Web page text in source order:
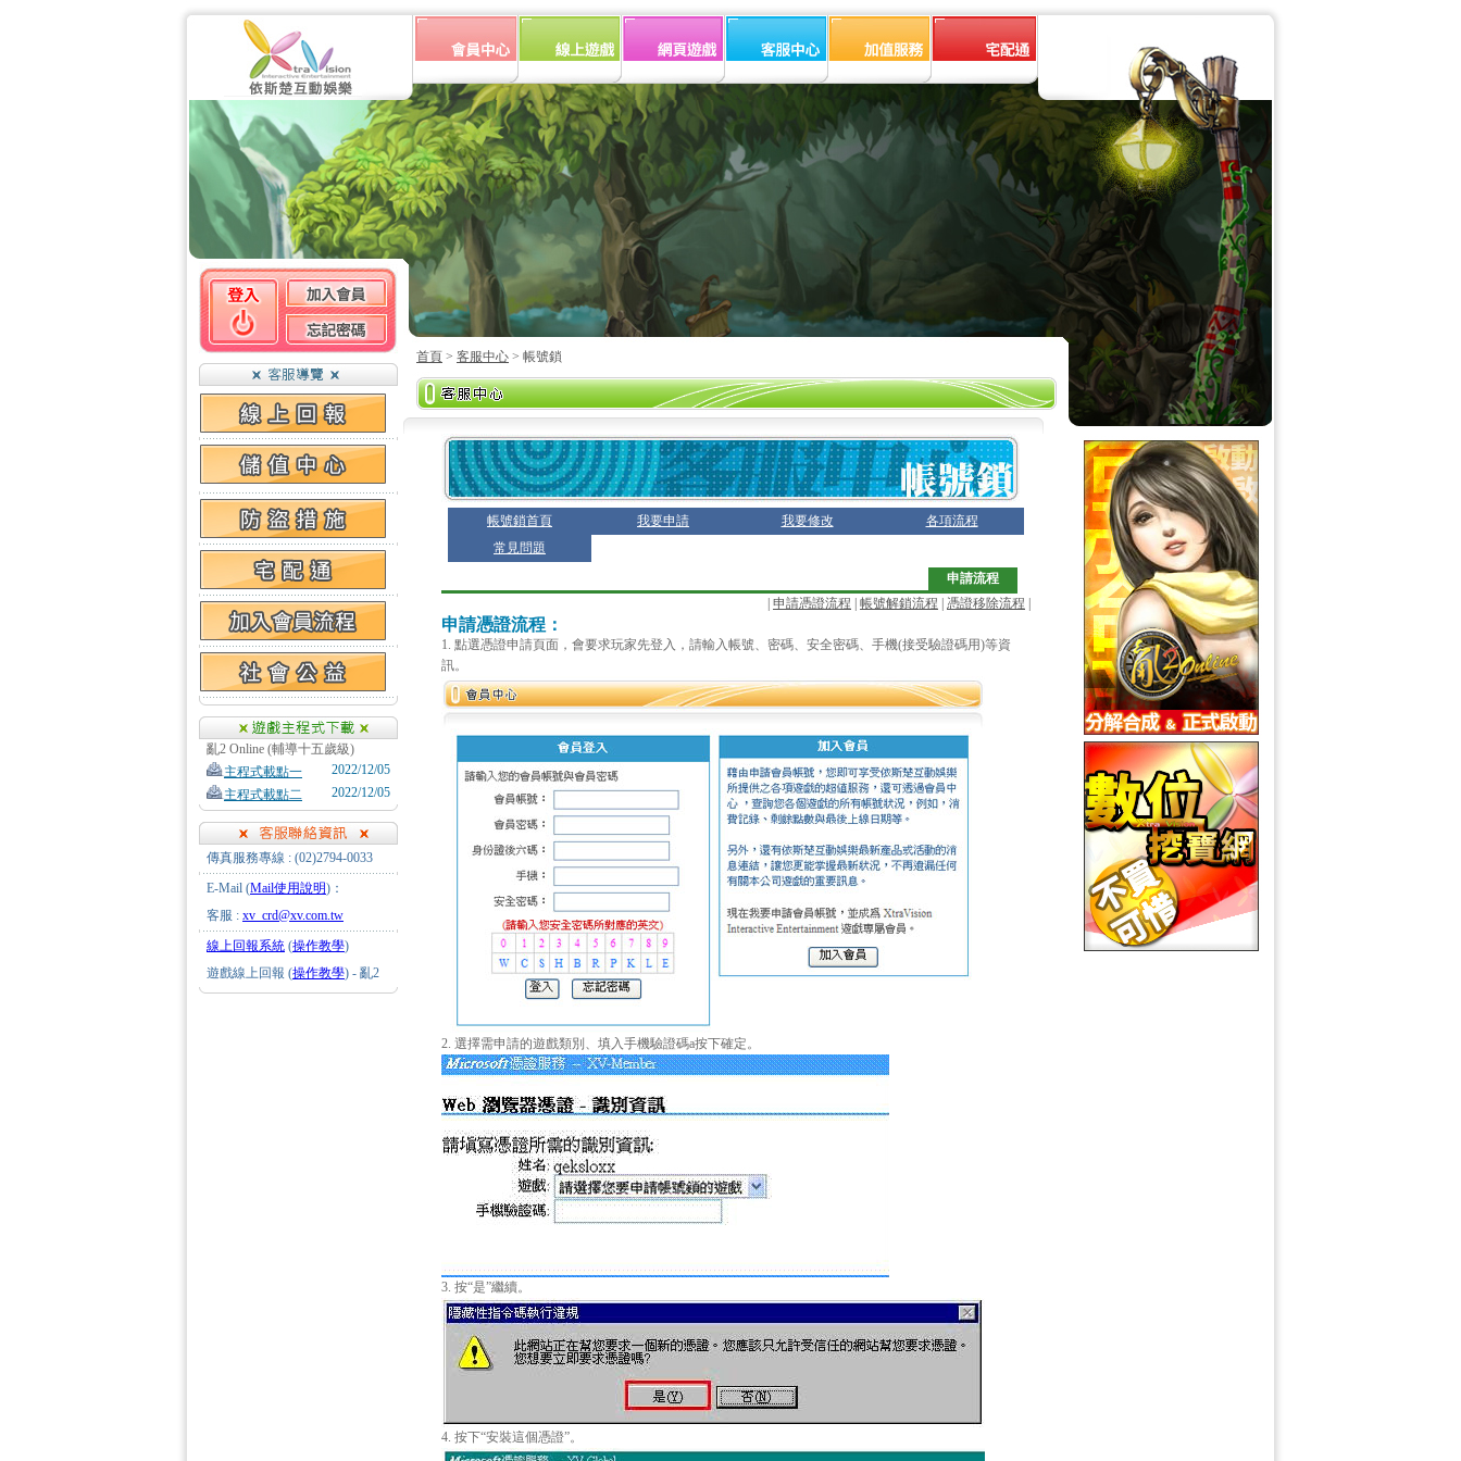
亂2 Online (輔導十五歲級)
主程式載點一
2022/12/05
主程式載點二
2022/12/05
傳真服務專線 : (02)2794-0033
E-Mail (Mail使用說明)：
客服 : xv_crd@xv.com.tw
線上回報系統 (操作教學)
遊戲線上回報 (操作教學) - 亂2
首頁 > 客服中心 > 帳號鎖
帳號鎖首頁 我要申請 我要修改
各項流程
常見問題
申請流程
申請憑證流程 帳號解鎖流程 憑證移除流程
申請憑證流程：
1. 點選憑證申請頁面，會要求玩家先登入，請輸入帳號、密碼、安全密碼、手機(接受驗證碼用)等資
訊。
2. 選擇需申請的遊戲類別、填入手機驗證碼a按下確定。
3. 按“是”繼續。
4. 按下“安裝這個憑證”。